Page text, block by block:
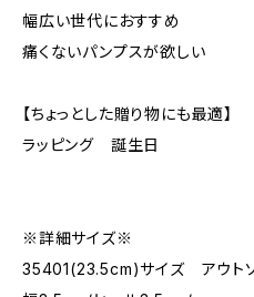
幅広い世代におすすめ
痛くないパンプスが欲しい
【ちょっとした贈り物にも最適】
ラッピング 誕生日
※詳細サイズ※
35401(23.5cm)サイズ アウト